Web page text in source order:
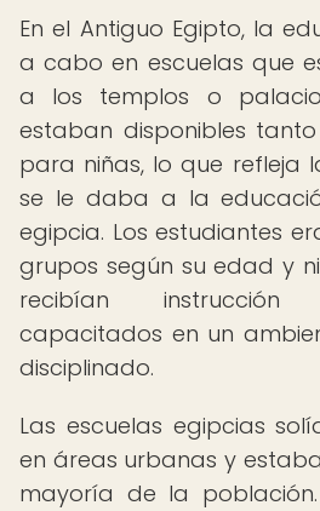
En el Antiguo Egipto, la
a cabo en escuelas que
a los templos o
estaban disponibles
para niñas, lo que refleja
se le daba a la
egipcia. Los estudiantes
grupos según su edad y
recibían
capacitados en un
disciplinado.
Las escuelas egipcias
en áreas urbanas y
mayoría de la población.